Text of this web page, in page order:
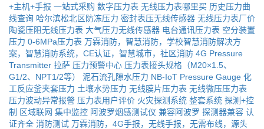
+主机+手报 一站式采购 数字压力表 无线压力表哪里买 历史压力曲
线查询 哈尔滨松北区防冻压力 密封表压无线传感器 无线压力表厂价
陶瓷压阻无线压力表 大气压力无线传感器 电台通讯压力表 空分装置
压力 0-6MPa压力表 万霖消防，智慧消防，学校智慧消防解决方
案，智慧消防系统，CE认证，智慧城市，社区消防 4G Pressure
Transmitter 拉萨 压力预警中心 压力表接头规格（M20×1.5、
G1/2、NPT1/2等）
泥石流孔隙水压力 NB-IoT Pressure Gauge 化
工反应釜夹套压力 土壤水势压力 无线膜片压力表 无线微压压力表
压力波动异常报警 压力表用户评价 火灾探测系统 整套系统 探测+控
制 区域联网 集中监控 阿波罗烟感测试仪 兼容阿波罗 探测器兼容 认
证齐全 消防测试 万霖消防，4G手报，无线手报，无需布线，源头